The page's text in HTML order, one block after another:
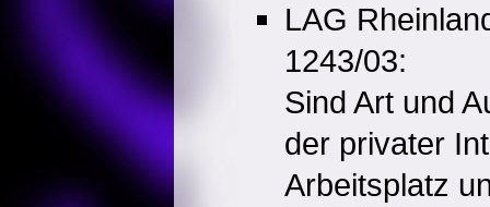
LAG
1243/03:
Sind Art und
der privater
Arbeitsplatz